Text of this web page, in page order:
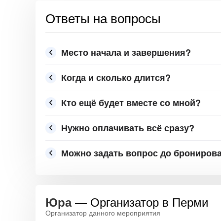
Ответы на вопросы
Место начала и завершения?
Когда и сколько длится?
Кто ещё будет вместе со мной?
Нужно оплачивать всё сразу?
Можно задать вопрос до
Юра— Организатор в Перми
Организатор данного мероприятия